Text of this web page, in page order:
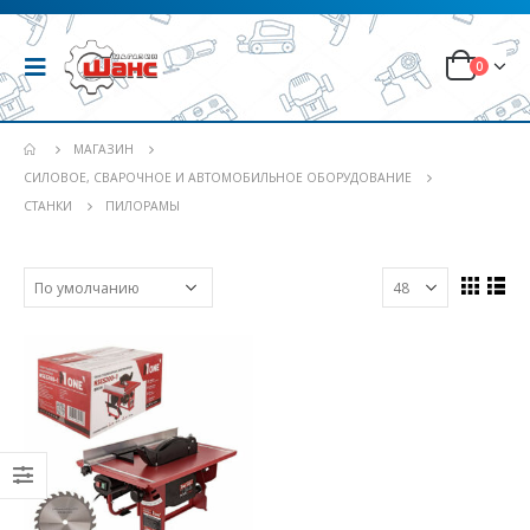
0
МАГАЗИН
СИЛОВОЕ, СВАРОЧНОЕ И АВТОМОБИЛЬНОЕ ОБОРУДОВАНИЕ
СТАНКИ
ПИЛОРАМЫ